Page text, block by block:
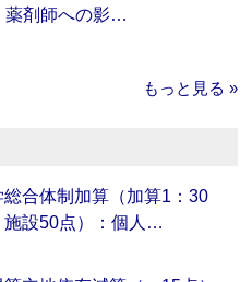
薬剤師への影…
もっと見る »
総合体制加算（加算1：30
施設50点）：個人…